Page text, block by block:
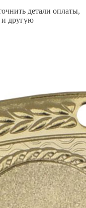
детали оплаты,
и другую